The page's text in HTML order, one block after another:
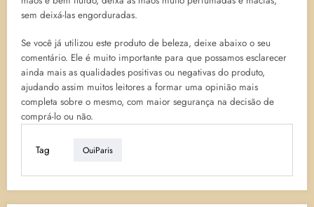
sem deixá-las engorduradas.
Se você já utilizou este produto de beleza, deixe abaixo o seu
comentário. Ele é muito importante para que possamos esclarecer
ainda mais as qualidades positivas ou negativas do produto,
ajudando assim muitos leitores a formar uma opinião mais
completa sobre o mesmo, com maior segurança na decisão de
comprá-lo ou não.
Tag OuiParis